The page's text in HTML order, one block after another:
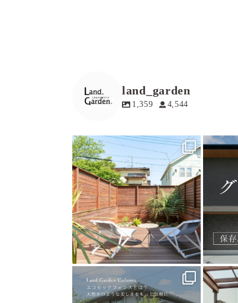
land_garden
1,359 4,544
land_garden
15
land_garden
15 0